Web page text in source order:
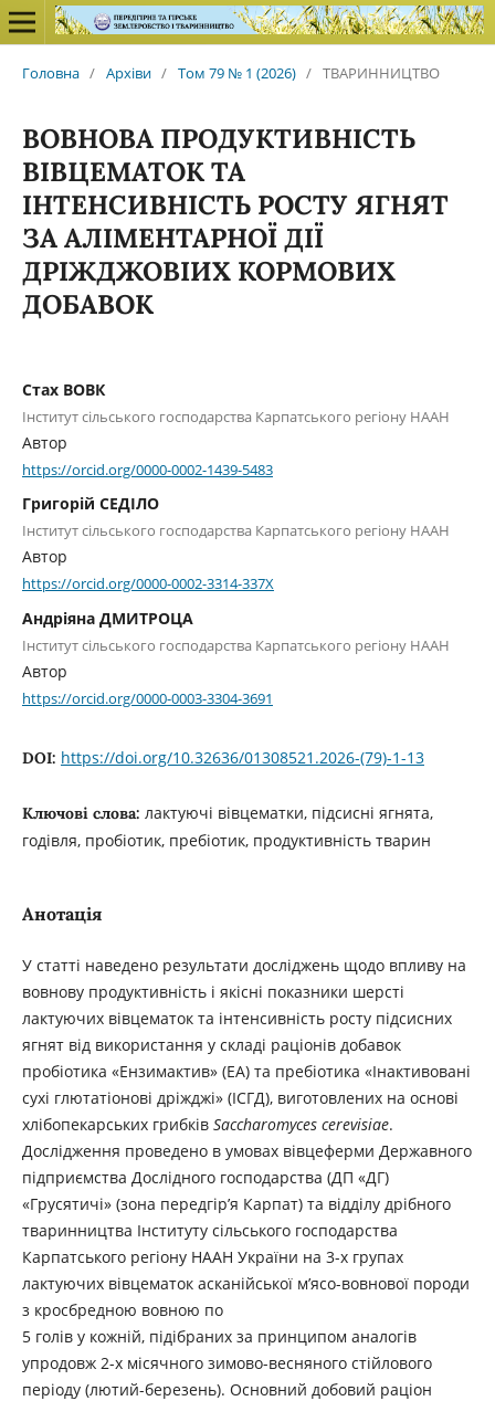
Головна / Архіви / Том 79 № 1 (2026) / ТВАРИННИЦТВО
ВОВНОВА ПРОДУКТИВНІСТЬ
ВІВЦЕМАТОК ТА
ІНТЕНСИВНІСТЬ РОСТУ ЯГНЯТ
ЗА АЛІМЕНТАРНОЇ ДІЇ
ДРІЖДЖОВІИХ КОРМОВИХ
ДОБАВОК
Стах ВОВК
Інститут сільського господарства Карпатського регіону НААН
Автор
https://orcid.org/0000-0002-1439-5483
Григорій СЕДІЛО
Інститут сільського господарства Карпатського регіону НААН
Автор
https://orcid.org/0000-0002-3314-337X
Андріяна ДМИТРОЦА
Інститут сільського господарства Карпатського регіону НААН
Автор
https://orcid.org/0000-0003-3304-3691
DOI: https://doi.org/10.32636/01308521.2026-(79)-1-13
Ключові слова: лактуючі вівцематки, підсисні ягнята,
годівля, пробіотик, пребіотик, продуктивність тварин
Анотація
У статті наведено результати досліджень щодо впливу на
вовнову продуктивність і якісні показники шерсті
лактуючих вівцематок та інтенсивність росту підсисних
ягнят від використання у складі раціонів добавок
пробіотика «Ензимактив» (ЕА) та пребіотика «Інактивовані
сухі глютатіонові дріжджі» (ІСГД), виготовлених на основі
хлібопекарських грибків Saccharomуces cerevisiae.
Дослідження проведено в умовах вівцеферми Державного
підприємства Дослідного господарства (ДП «ДГ)
«Грусятичі» (зона передгір’я Карпат) та відділу дрібного
тваринництва Інституту сільського господарства
Карпатського регіону НААН України на 3-х групах
лактуючих вівцематок асканійської м’ясо-вовнової породи
з кросбредною вовною по
5 голів у кожній, підібраних за принципом аналогів
упродовж 2-х місячного зимово-весняного стійлового
періоду (лютий-березень). Основний добовий раціон